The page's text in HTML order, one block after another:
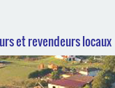
et revendeurs locaux